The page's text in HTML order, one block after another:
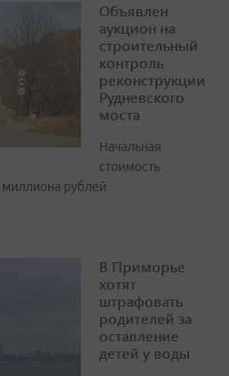
Объявлен
аукцион на
строительный
контроль
реконструкции
Рудневского
моста
Начальная
стоимость
миллиона рублей
В Приморье
хотят
штрафовать
родителей за
оставление
детей у воды